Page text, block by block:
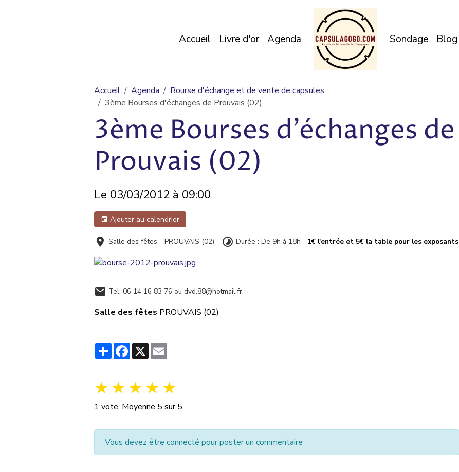
Accueil Livre d'or Agenda Sondage Blog
Accueil Agenda
Bourse d'échange et de vente de capsules
3ème Bourses d'échanges de Prouvais (02)
3ème Bourses d'échanges de
Prouvais (02)
Le 03/03/2012 à 09:00
Ajouter au calendrier
Salle des fêtes - PROUVAIS (02) Durée : De 9h à 18h 1€ l'entrée et 5€ la table pour les exposants
Tel: 06 14 16 83 76 ou dvd.88@hotmail.fr
Salle des fêtes PROUVAIS (02)
PartagerFacebook
X
★★★★★
1 vote. Moyenne 5 sur 5.
Vous devez être connecté pour poster un commentaire